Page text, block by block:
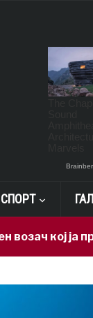
СПОРТ
ја